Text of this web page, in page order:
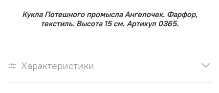
Кукла Потешного промысла Ангелочек. Фарфор,
текстиль. Высота 15 см. Артикул 0365.
Характеристики